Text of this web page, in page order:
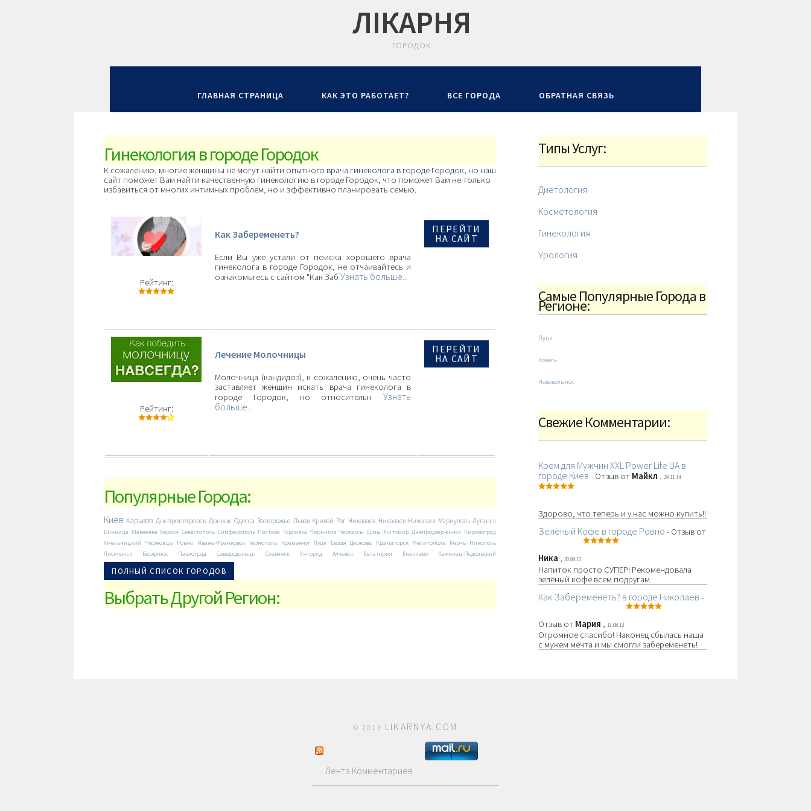
ЛIКАРНЯ
ГОРОДОК
ГЛАВНАЯ СТРАНИЦА КАК ЭТО РАБОТАЕТ? ВСЕ ГОРОДА ОБРАТНАЯ СВЯЗЬ
Гинекология в городе Городок
К сожалению, многие женщины не могут найти опытного врача гинеколога в городе Городок, но наш
сайт поможет Вам найти качественную гинекологию в городе Городок, что поможет Вам не только
избавиться от многих интимных проблем, но и эффективно планировать семью.
Рейтинг:
Как Забеременеть?
Если Вы уже устали от поиска хорошего врача
гинеколога в городе Городок, не отчаивайтесь и
ознакомьтесь с сайтом "Как Заб Узнать больше...
ПЕРЕЙТИ
НА САЙТ
Рейтинг:
Лечение Молочницы
Молочница (кандидоз), к сожалению, очень часто
заставляет женщин искать врача гинеколога в
городе Городок, но относительн Узнать
больше...
ПЕРЕЙТИ
НА САЙТ
Популярные Города:
Киев Харьков Днепропетровск Донецк Одесса Запорожье Львов Кривой Рог Николаев Николаев Николаев Мариуполь Луганск
Винница Макеевка Херсон Севастополь Симферополь Полтава Горловка Чернигов Черкассы Сумы Житомир Днепродзержинск Кировоград
Хмельницкий
Черновцы Ровно Ивано-Франковск Тернополь Кременчуг Луцк Белая Церковь Краматорск Мелитополь Керчь Никополь
Лисичанск
Бердянск Павлоград Северодонецк Славянск Ужгород Алчевск Евпатория Енакиево Каменец-Подольский
ПОЛНЫЙ СПИСОК ГОРОДОВ
Выбрать Другой Регион:
Типы Услуг:
Диетология
Косметология
Гинекология
Урология
Самые Популярные Города в
Регионе:
Луцк
Ковель
Нововолынск
Свежие Комментарии:
Крем для Мужчин XXL Power Life UA в
городе Киев - Отзыв от Майкл , 29.11.14
Здорово, что теперь и у нас можно купить!!
Зелёный Кофе в городе Ровно - Отзыв от
Ника , 30.08.13
Напиток просто СУПЕР! Рекомендовала
зелёный кофе всем подругам.
Как Забеременеть? в городе Николаев -
Отзыв от Мария , 17.08.13
Огромное спасибо! Наконец сбылась наша
с мужем мечта и мы смогли забеременеть!
© 2013 LIKARNYA.COM
Лента Комментариев